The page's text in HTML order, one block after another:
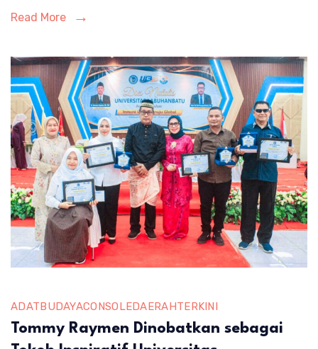
Read More
ADATBUDAYACONSOLEDAERAHTERKINI
Tommy Raymen Dinobatkan sebagai